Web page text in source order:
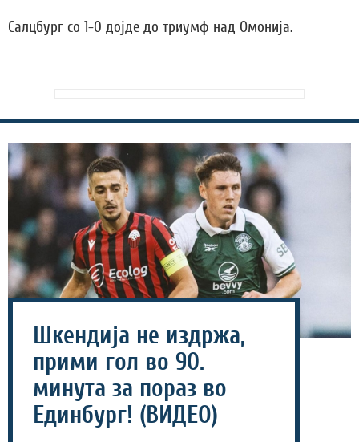
Салцбург со 1-0 дојде до триумф над Омонија.
Шкендија не издржа,
прими гол во 90.
минута за пораз во
Единбург! (ВИДЕО)